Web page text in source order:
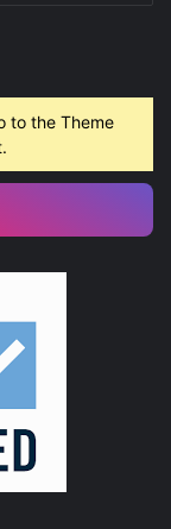
to the Theme